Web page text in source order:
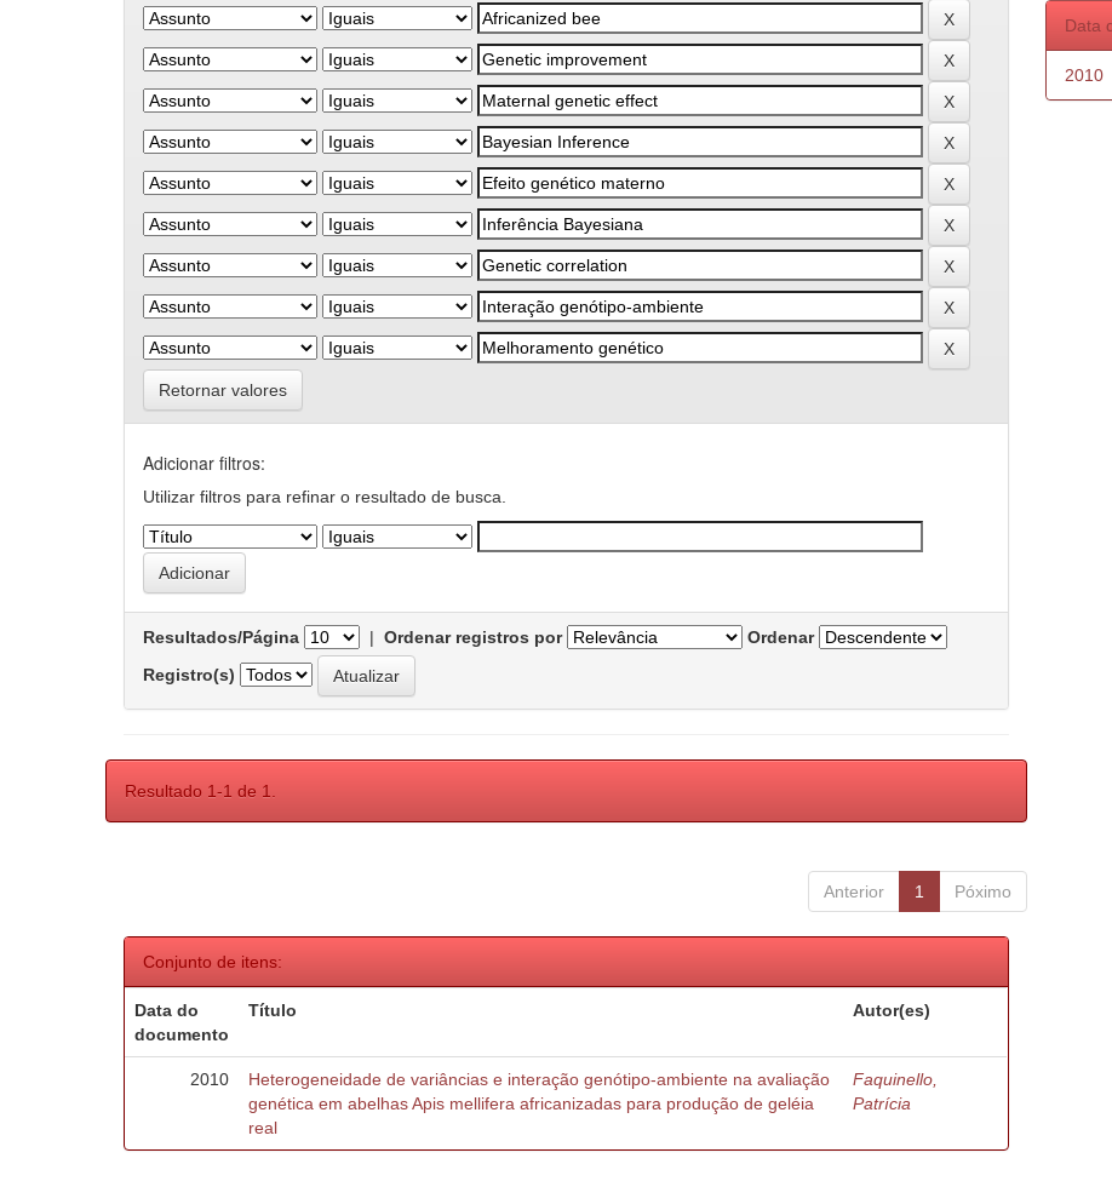
Retornar valores
Adicionar filtros:
Utilizar filtros para refinar o resultado de busca.
Resultados/Página | Ordenar registros por
Ordenar
Registro(s)
Resultado 1-1 de 1.
Anterior 1 Póximo
Conjunto de itens:
Data do
documento
Título Autor(es)
2010
Heterogeneidade de variâncias e interação genótipo-ambiente na avaliação
genética em abelhas Apis mellifera africanizadas para produção de geléia
real
Faquinello,
Patrícia
Data
2010